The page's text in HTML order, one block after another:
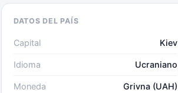
DATOS DEL PAÍS
Capital Kiev
Idioma Ucraniano
Moneda Grivna (UAH)